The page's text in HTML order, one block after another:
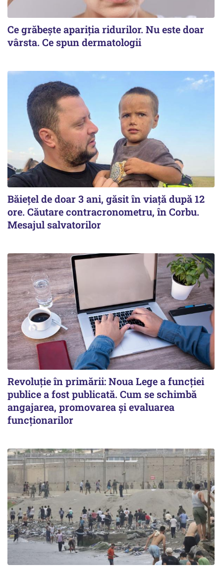
Ce grăbește apariția ridurilor. Nu este doar
vârsta. Ce spun dermatologii
Băiețel de doar 3 ani, găsit în viață după 12
ore. Căutare contracronometru, în Corbu.
Mesajul salvatorilor
Revoluție în primării: Noua Lege a funcției
publice a fost publicată. Cum se schimbă
angajarea, promovarea și evaluarea
funcționarilor